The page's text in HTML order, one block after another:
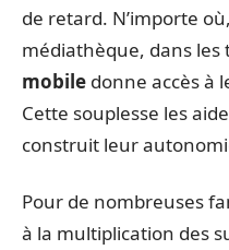
de retard. N’importe
médiathèque, dans les
mobile donne accès à
Cette souplesse les
construit leur
Pour de nombreuses
à la multiplication des